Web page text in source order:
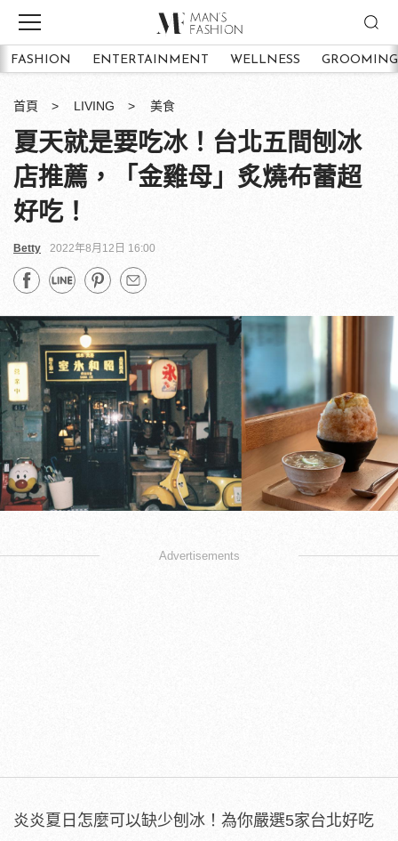
FASHION ENTERTAINMENT WELLNESS GROOMING
首頁 LIVING 美食
夏天就是要吃冰！台北五間刨冰
店推薦，「金雞母」炙燒布蕾超
好吃！
Betty 2022年8月12日 16:00
Advertisements
炎炎夏日怎麼可以缺少刨冰！為你嚴選5家台北好吃